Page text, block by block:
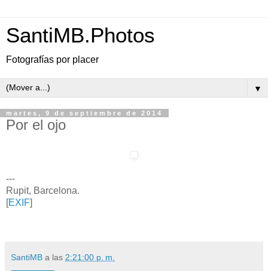
SantiMB.Photos
Fotografías por placer
▼
martes, 9 de septiembre de 2014
Por el ojo
---
Rupit, Barcelona.
[EXIF]
SantiMB a las 2:21:00 p. m.